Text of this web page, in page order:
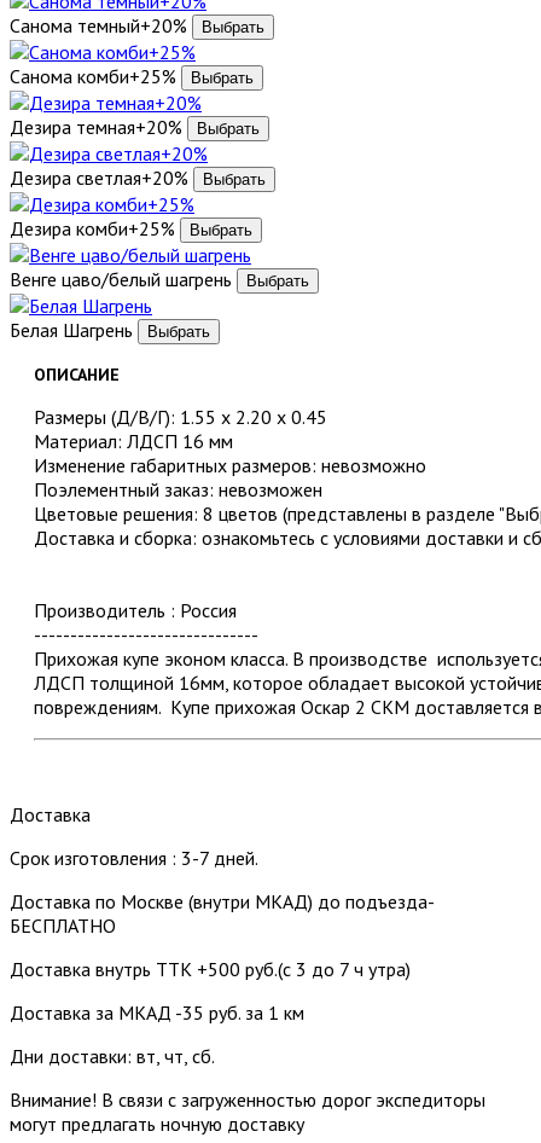
Санома темный+20%
Санома комби+25%
Дезира темная+20%
Дезира светлая+20%
Дезира комби+25%
Венге цаво/белый шагрень
Белая Шагрень
ОПИСАНИЕ
Размеры (Д/В/Г): 1.55 x 2.20 x 0.45
Материал: ЛДСП 16 мм
Изменение габаритных размеров: невозможно
Поэлементный заказ: невозможен
Цветовые решения: 8 цветов (представлены в разделе
Доставка и сборка: ознакомьтесь с условиями доставки и
Производитель : Россия
-------------------------------
Прихожая купе эконом класса. В производстве
ЛДСП толщиной 16мм, которое обладает высокой
повреждениям. Купе прихожая Оскар 2 СКМ доставляется
Доставка
Срок изготовления : 3-7 дней.
Доставка по Москве (внутри МКАД) до подъезда-
БЕСПЛАТНО
Доставка внутрь ТТК +500 руб.(с 3 до 7 ч утра)
Доставка за МКАД -35 руб. за 1 км
Дни доставки: вт, чт, сб.
Внимание! В связи с загруженностью дорог экспедиторы
могут предлагать ночную доставку